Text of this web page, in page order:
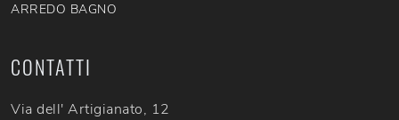
ARREDO BAGNO
CONTATTI
Via dell' Artigianato, 12